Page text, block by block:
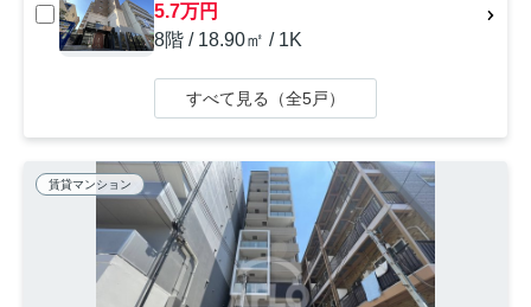
5.7万円
8階 / 18.90㎡ / 1K
すべて見る（全5戸）
賃貸マンション